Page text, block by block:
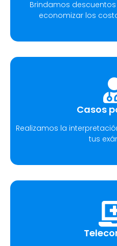
Brindamos
economizar los
Casos
Realizamos la
tus